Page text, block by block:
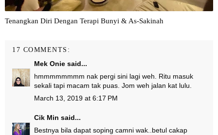
Tenangkan Diri Dengan Terapi Bunyi & As-Sakinah
17 COMMENTS:
Mek Onie said...
hmmmmmmmm nak pergi sini lagi weh. Ritu masuk
sekali tapi macam tak puas. Jom weh jalan kat lulu.
March 13, 2019 at 6:17 PM
Cik Min said...
Bestnya bila dapat soping camni wak..betul cakap